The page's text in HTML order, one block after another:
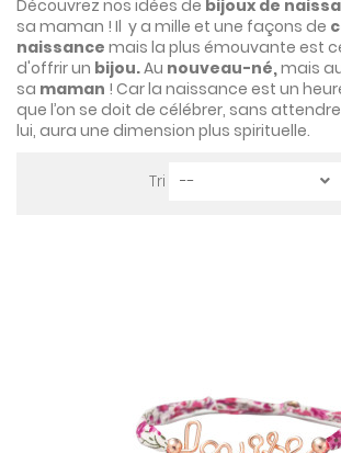
Découvrez nos idées de bijoux de
sa maman ! Il y a mille et une façons de
naissance mais la plus émouvante est
d'offrir un bijou.Au nouveau-né,mais
sa maman ! Car la naissance est un
que l’on se doit de célébrer, sans
lui, aura une dimension plus spirituelle.
Tri